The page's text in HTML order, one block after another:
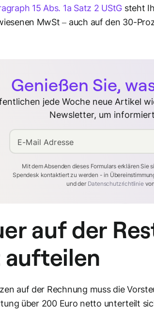
15 Abs. 1a Satz 2 UStG steht
MwSt – auch auf den 30-
Genießen Sie,
jede Woche neue Artikel
Newsletter, um
E-Mail Adresse
Mit dem Absenden dieses Formulars erklären Sie
Spendesk kontaktiert zu werden - in
und der Datenschutzrichtlinie
auf der
auf der Rechnung muss die
über 200 Euro netto unterteilt